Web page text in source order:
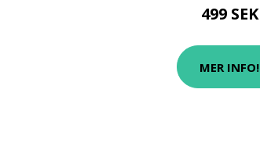
499 SEK
MER INFO!